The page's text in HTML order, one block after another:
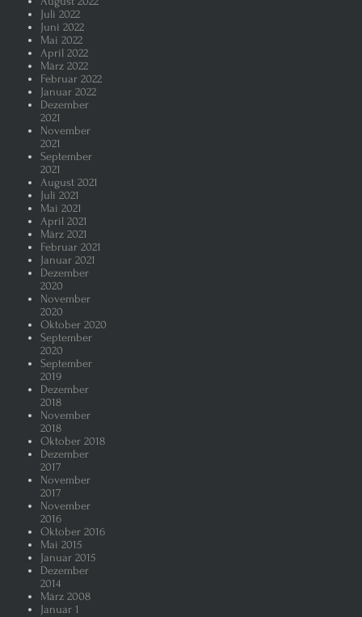
Juli 2022
Juni 2022
Mai 2022
April 2022
März 2022
Februar 2022
Januar 2022
Dezember
2021
November
2021
September
2021
August 2021
Juli 2021
Mai 2021
April 2021
März 2021
Februar 2021
Januar 2021
Dezember
2020
November
2020
Oktober 2020
September
2020
September
2019
Dezember
2018
November
2018
Oktober 2018
Dezember
2017
November
2017
November
2016
Oktober 2016
Mai 2015
Januar 2015
Dezember
2014
März 2008
Januar 1